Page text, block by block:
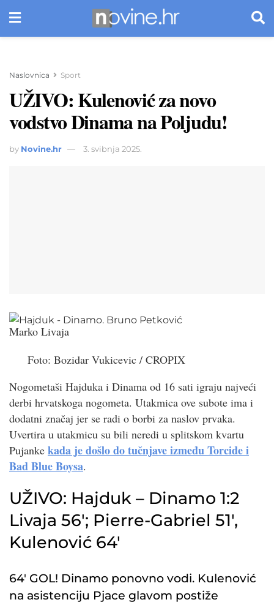
Naslovnica Sport
UŽIVO: Kulenović za novo
vodstvo Dinama na Poljudu!
by Novine.hr 3. svibnja 2025.
Marko Livaja
Foto: Bozidar Vukicevic / CROPIX
Nogometaši Hajduka i Dinama od 16 sati igraju najveći
derbi hrvatskoga nogometa. Utakmica ove subote ima i
dodatni značaj jer se radi o borbi za naslov prvaka.
Uvertira u utakmicu su bili neredi u splitskom kvartu
Pujanke kada je došlo do tučnjave između Torcide i
Bad Blue Boysa.
UŽIVO: Hajduk – Dinamo 1:2
Livaja 56′; Pierre-Gabriel 51′,
Kulenović 64′
64′ GOL! Dinamo ponovno vodi. Kulenović
na asistenciju Pjace glavom postiže